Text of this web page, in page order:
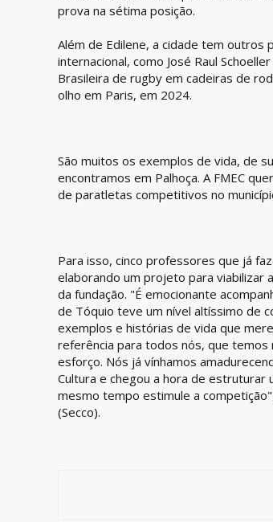
prova na sétima posição.
Além de Edilene, a cidade tem outros
internacional, como José Raul
Brasileira de rugby em cadeiras de
olho em Paris, em 2024.
São muitos os exemplos de vida, de
encontramos em Palhoça. A FMEC
de paratletas competitivos no
Para isso, cinco professores que já
elaborando um projeto para viabilizar
da fundação. "É emocionante
de Tóquio teve um nível altíssimo de
exemplos e histórias de vida que
referência para todos nós, que temos
esforço. Nós já vínhamos
Cultura e chegou a hora de estruturar
mesmo tempo estimule a
(Secco).